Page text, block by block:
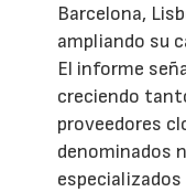
Barcelona,
ampliando su
El informe
creciendo
proveedores
denominados